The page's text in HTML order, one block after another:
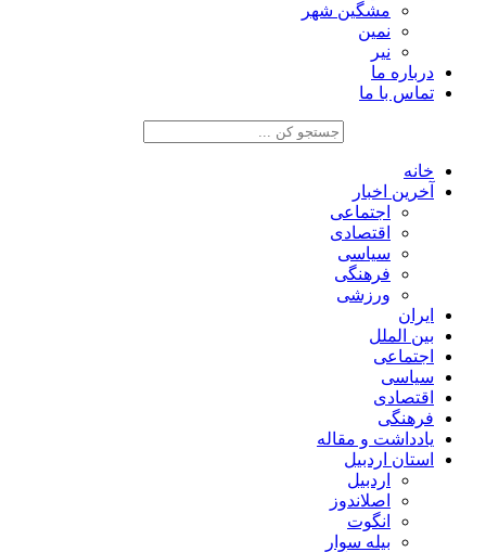
مشگین شهر
نمین
نیر
درباره ما
تماس با ما
خانه
آخرین اخبار
اجتماعی
اقتصادی
سیاسی
فرهنگی
ورزشی
ایران
بین الملل
اجتماعی
سیاسی
اقتصادی
فرهنگی
یادداشت و مقاله
استان اردبیل
اردبیل
اصلاندوز
انگوت
بیله سوار